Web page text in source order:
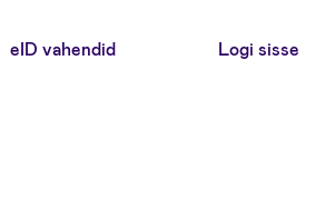
eID vahendid Logi sisse